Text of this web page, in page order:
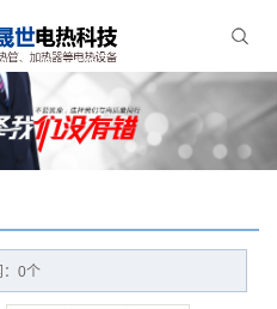
您的当前位置：首 页>> 标签搜索
：0个